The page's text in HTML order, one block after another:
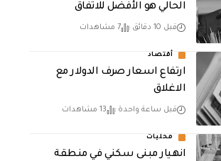
الحالي هو الأفضل للاتفاق
قبل 10 دقائق 7 مشاهدات
أقتصاد
ارتفاع اسعار صرف الدولار مع
الاغلاق
قبل ساعة واحدة 13 مشاهدات
محليات
انهيار مبنى سكني في منطقة